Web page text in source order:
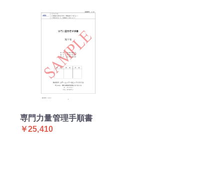
専門力量管理手順書
￥25,410